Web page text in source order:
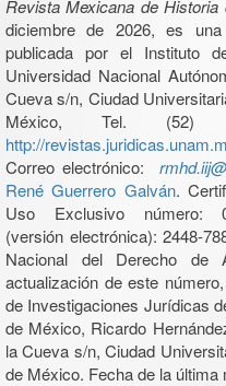
Revista Mexicana de Historia
diciembre de 2026, es
publicada por el Instituto
Universidad Nacional
Cueva s/n, Ciudad
México, Tel.
http://
Correo electrónico:
René Guerrero Galván.
Uso Exclusivo número:
(versión electrónica): 2448-
Nacional del Derecho de
actualización de este
de Investigaciones Jurídicas
de México, Ricardo
la Cueva s/n, Ciudad
de México. Fecha de la última